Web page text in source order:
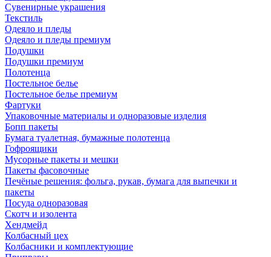
Сувенирные украшения
Текстиль
Одеяло и пледы
Одеяло и пледы премиум
Подушки
Подушки премиум
Полотенца
Постельное белье
Постельное белье премиум
Фартуки
Упаковочные материалы и одноразовые изделия
Бопп пакеты
Бумага туалетная, бумажные полотенца
Гофроящики
Мусорные пакеты и мешки
Пакеты фасовочные
Печёные решения: фольга, рукав, бумага для выпечки и
пакеты
Посуда одноразовая
Скотч и изолента
Хендмейд
Колбасный цех
Колбасники и комплектующие